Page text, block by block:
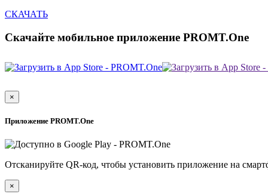
СКАЧАТЬ
Скачайте мобильное приложение PROMT.One
×
Приложение PROMT.One
Отсканируйте QR-код, чтобы установить приложение на
×